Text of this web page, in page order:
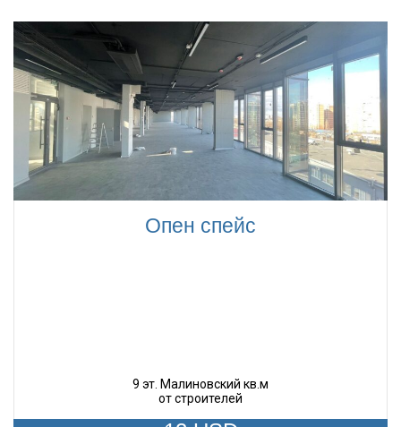
Опен спейс
9 эт. Малиновский кв.м
от строителей